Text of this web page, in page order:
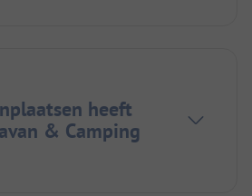
heeft
& Camping